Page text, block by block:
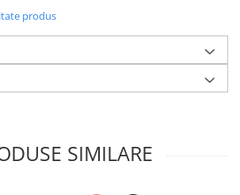
produs
SIMILARE